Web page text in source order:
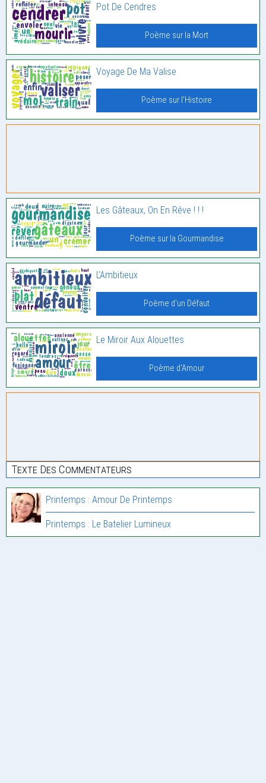
Pot De Cendres
Poème sur la Mort
Voyage De Ma Valise
Poème sur l'Histoire
Les Gâteaux, On En Rêve ! ! !
Poème sur la Gourmandise
L’Ambitieux
Poème d'un Défaut
Le Miroir Aux Alouettes
Poème d'Amour
Texte Des Commentateurs
Printemps : Amour De Printemps
Printemps : Le Batelier Lumineux